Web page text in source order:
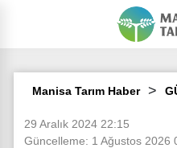
Manisa Tarım Haber
29 Aralık 2024 22:15
Güncelleme: 1 Ağustos 2026